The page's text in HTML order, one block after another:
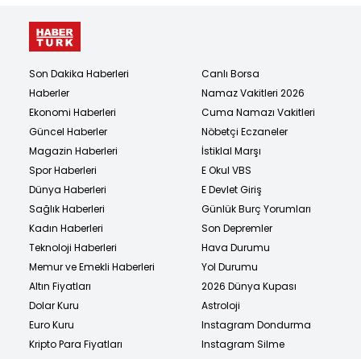
Son Dakika Haberleri
Haberler
Ekonomi Haberleri
Güncel Haberler
Magazin Haberleri
Spor Haberleri
Dünya Haberleri
Sağlık Haberleri
Kadın Haberleri
Teknoloji Haberleri
Memur ve Emekli Haberleri
Altın Fiyatları
Dolar Kuru
Euro Kuru
Kripto Para Fiyatları
Canlı Borsa
Namaz Vakitleri 2026
Cuma Namazı Vakitleri
Nöbetçi Eczaneler
İstiklal Marşı
E Okul VBS
E Devlet Giriş
Günlük Burç Yorumları
Son Depremler
Hava Durumu
Yol Durumu
2026 Dünya Kupası
Astroloji
Instagram Dondurma
Instagram Silme